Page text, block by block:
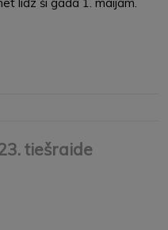
tiešraide